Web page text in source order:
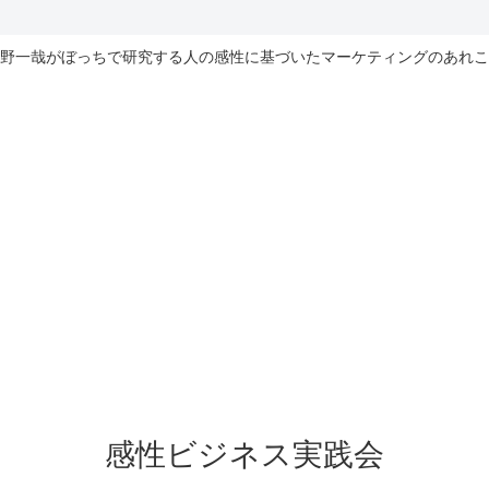
一哉がぼっちで研究する人の感性に基づいたマーケティングのあれ
感性ビジネス実践会